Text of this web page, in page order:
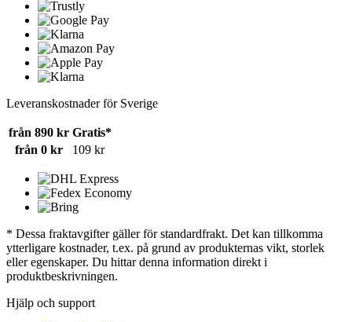
Leveranskostnader för Sverige
från 890 kr Gratis*
från 0 kr
109 kr
* Dessa fraktavgifter gäller för standardfrakt. Det kan tillkomma
ytterligare kostnader, t.ex. på grund av produkternas vikt, storlek
eller egenskaper. Du hittar denna information direkt i
produktbeskrivningen.
Hjälp och support